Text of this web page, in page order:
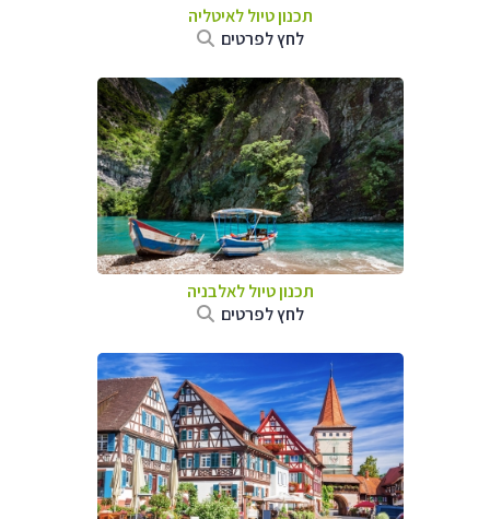
תכנון טיול לאיטליה
לחץ לפרטים
תכנון טיול לאלבניה
לחץ לפרטים